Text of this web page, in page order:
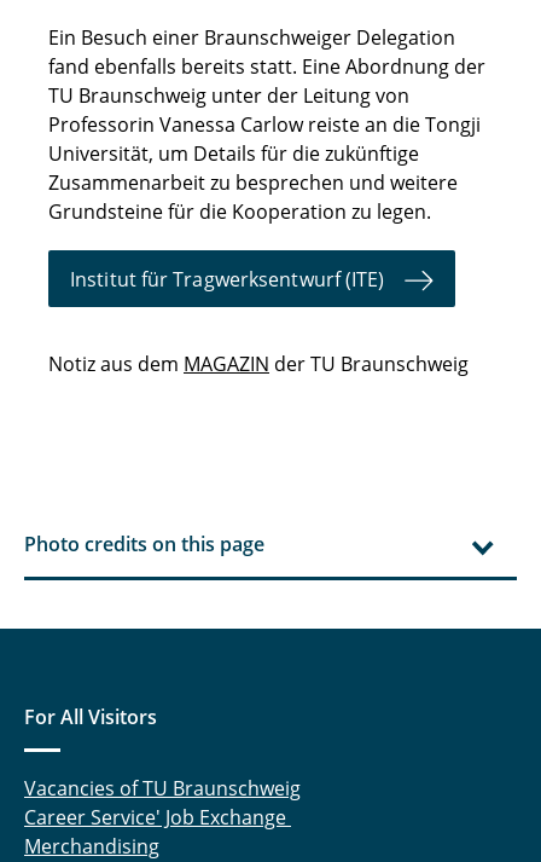
Ein Besuch einer Braunschweiger Delegation
fand ebenfalls bereits statt. Eine Abordnung der
TU Braunschweig unter der Leitung von
Professorin Vanessa Carlow reiste an die Tongji
Universität, um Details für die zukünftige
Zusammenarbeit zu besprechen und weitere
Grundsteine für die Kooperation zu legen.
Institut für Tragwerksentwurf (ITE)
Notiz aus dem MAGAZIN der TU Braunschweig
Photo credits on this page
For All Visitors
Vacancies of TU Braunschweig
Career Service' Job Exchange
Merchandising